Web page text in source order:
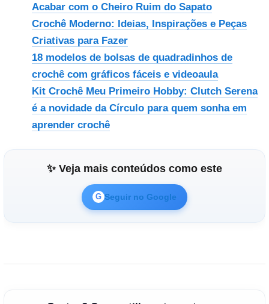
Acabar com o Cheiro Ruim do Sapato
Crochê Moderno: Ideias, Inspirações e Peças
Criativas para Fazer
18 modelos de bolsas de quadradinhos de
crochê com gráficos fáceis e videoaula
Kit Crochê Meu Primeiro Hobby: Clutch Serena
é a novidade da Círculo para quem sonha em
aprender crochê
✨ Veja mais conteúdos como este
G Seguir no Google